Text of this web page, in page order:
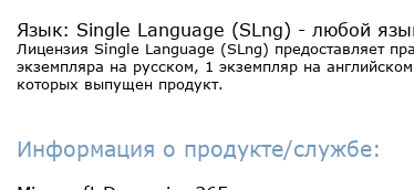
Язык: Single Language (SLng) - любой
Лицензия Single Language (SLng) предоставляет
экземпляра на русском, 1 экземпляр на
которых выпущен продукт.
Информация о продукте/службе: